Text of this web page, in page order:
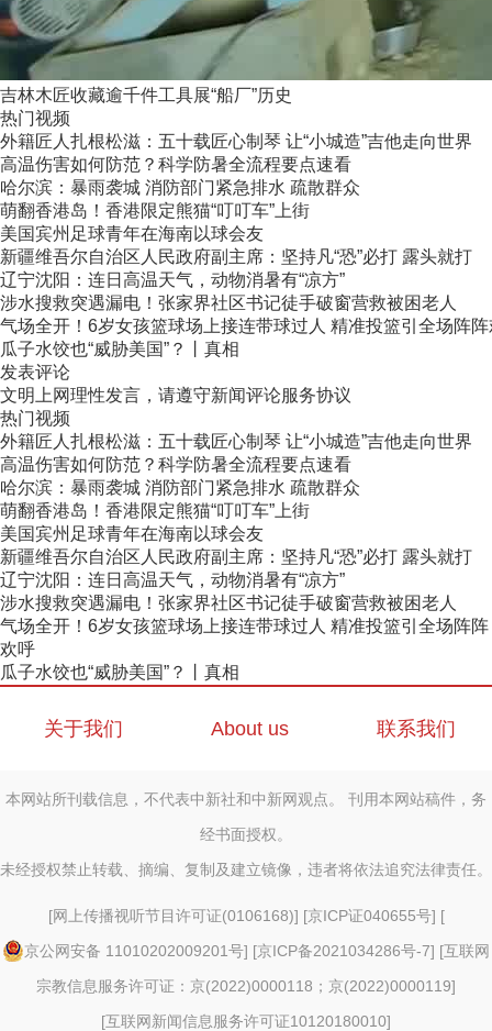
吉林木匠收藏逾千件工具展“船厂”历史
热门视频
外籍匠人扎根松滋：五十载匠心制琴 让“小城造”吉他走向世界
高温伤害如何防范？科学防暑全流程要点速看
哈尔滨：暴雨袭城 消防部门紧急排水 疏散群众
萌翻香港岛！香港限定熊猫“叮叮车”上街
美国宾州足球青年在海南以球会友
新疆维吾尔自治区人民政府副主席：坚持凡“恐”必打 露头就打
辽宁沈阳：连日高温天气，动物消暑有“凉方”
涉水搜救突遇漏电！张家界社区书记徒手破窗营救被困老人
气场全开！6岁女孩篮球场上接连带球过人 精准投篮引全场阵
瓜子水饺也“威胁美国”？丨真相
发表评论
文明上网理性发言，请遵守新闻评论服务协议
热门视频
外籍匠人扎根松滋：五十载匠心制琴 让“小城造”吉他走向世界
高温伤害如何防范？科学防暑全流程要点速看
哈尔滨：暴雨袭城 消防部门紧急排水 疏散群众
萌翻香港岛！香港限定熊猫“叮叮车”上街
美国宾州足球青年在海南以球会友
新疆维吾尔自治区人民政府副主席：坚持凡“恐”必打 露头就打
辽宁沈阳：连日高温天气，动物消暑有“凉方”
涉水搜救突遇漏电！张家界社区书记徒手破窗营救被困老人
气场全开！6岁女孩篮球场上接连带球过人 精准投篮引全场阵阵
欢呼
瓜子水饺也“威胁美国”？丨真相
关于我们 About us 联系我们
本网站所刊载信息，不代表中新社和中新网观点。 刊用本网站稿件，务
经书面授权。
未经授权禁止转载、摘编、复制及建立镜像，违者将依法追究法律责任。
[网上传播视听节目许可证(0106168)] [京ICP证040655号] [
京公网安备 11010202009201号] [京ICP备2021034286号-7] [互联网
宗教信息服务许可证：京(2022)0000118；京(2022)0000119]
[互联网新闻信息服务许可证10120180010]